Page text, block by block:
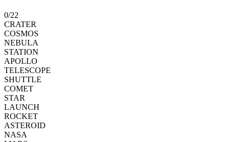
0/22
CRATER
COSMOS
NEBULA
STATION
APOLLO
TELESCOPE
SHUTTLE
COMET
STAR
LAUNCH
ROCKET
ASTEROID
NASA